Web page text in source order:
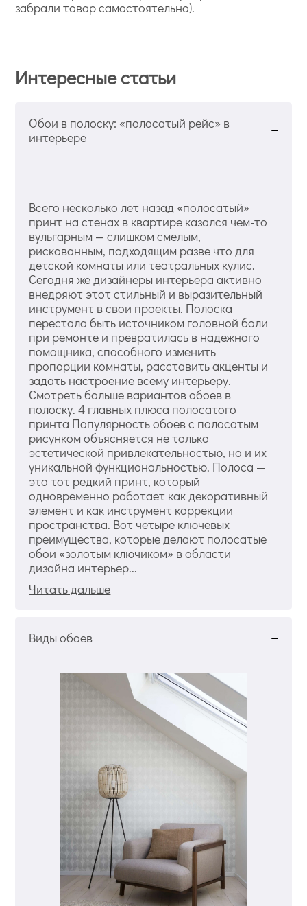
забрали товар самостоятельно).
Интересные статьи
Обои в полоску: «полосатый рейс» в
интерьере
Всего несколько лет назад «полосатый»
принт на стенах в квартире казался чем-то
вульгарным — слишком смелым,
рискованным, подходящим разве что для
детской комнаты или театральных кулис.
Сегодня же дизайнеры интерьера активно
внедряют этот стильный и выразительный
инструмент в свои проекты. Полоска
перестала быть источником головной боли
при ремонте и превратилась в надежного
помощника, способного изменить
пропорции комнаты, расставить акценты и
задать настроение всему интерьеру.
Смотреть больше вариантов обоев в
полоску. 4 главных плюса полосатого
принта Популярность обоев с полосатым
рисунком объясняется не только
эстетической привлекательностью, но и их
уникальной функциональностью. Полоса —
это тот редкий принт, который
одновременно работает как декоративный
элемент и как инструмент коррекции
пространства. Вот четыре ключевых
преимущества, которые делают полосатые
обои «золотым ключиком» в области
дизайна интерьер...
Читать дальше
Виды обоев